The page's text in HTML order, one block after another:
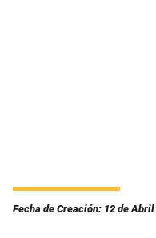
Fecha de Creación: 12 de Abril